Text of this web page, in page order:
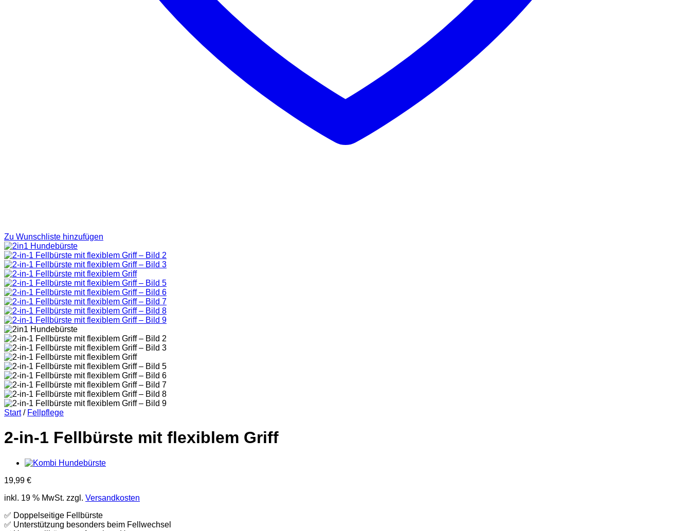
Zu Wunschliste hinzufügen
Start / Fellpflege
2-in-1 Fellbürste mit flexiblem Griff
19,99 €
inkl. 19 % MwSt. zzgl. Versandkosten
✅ Doppelseitige Fellbürste
✅ Unterstützung besonders beim Fellwechsel